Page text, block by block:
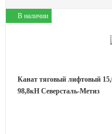
В наличии
Канат тяговый лифтовый
98,8кН Северсталь-Метиз